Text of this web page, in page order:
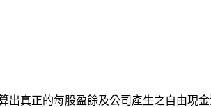
真正的每股盈餘及公司產生之自由現金